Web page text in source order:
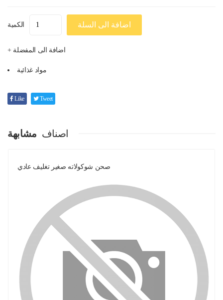
الكمية اضافة الى السلة
+ اضافة الى المفضلة
مواد غذائية
Like Tweet
اصناف مشابهة
صحن شوكولاته صغير تغليف عادي